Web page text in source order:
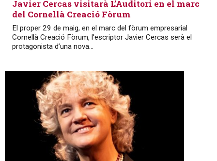
Javier Cercas visitarà L’Auditori en el marc
del Cornellà Creació Fòrum
El proper 29 de maig, en el marc del fòrum empresarial
Cornellà Creació Fòrum, l’escriptor Javier Cercas serà el
protagonista d’una nova...